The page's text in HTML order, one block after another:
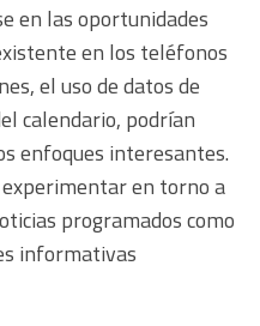
en las oportunidades
en los teléfonos
el uso de datos de
calendario, podrían
enfoques interesantes.
en torno a
programados como
informativas